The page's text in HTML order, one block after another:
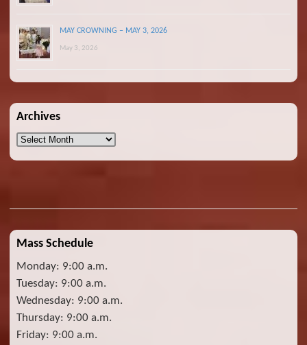
MAY CROWNING – MAY 3, 2026
May 3, 2026
Archives
Archives
Mass Schedule
Monday: 9:00 a.m.
Tuesday: 9:00 a.m.
Wednesday: 9:00 a.m.
Thursday: 9:00 a.m.
Friday: 9:00 a.m.